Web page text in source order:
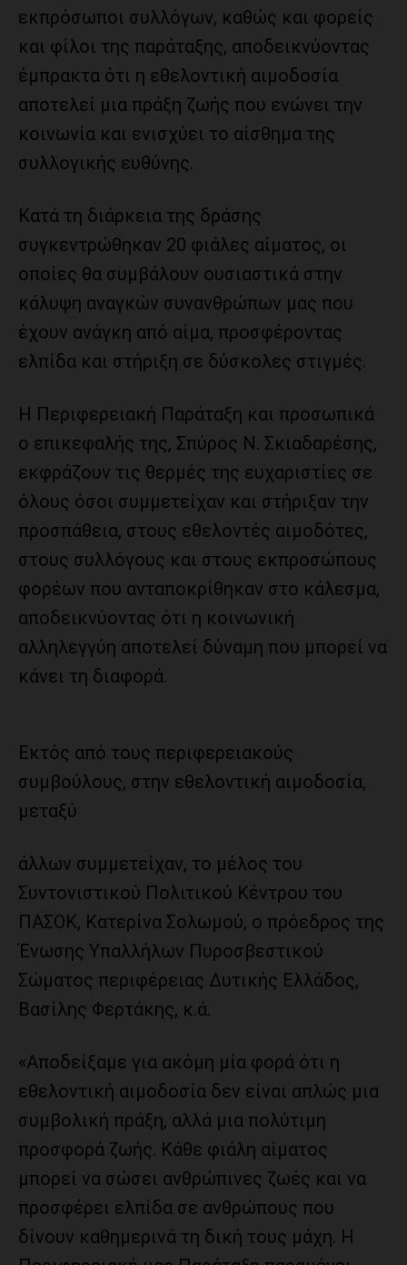
εκπρόσωποι συλλόγων, καθώς και φορείς
και φίλοι της παράταξης, αποδεικνύοντας
έμπρακτα ότι η εθελοντική αιμοδοσία
αποτελεί μια πράξη ζωής που ενώνει την
κοινωνία και ενισχύει το αίσθημα της
συλλογικής ευθύνης.
Κατά τη διάρκεια της δράσης
συγκεντρώθηκαν 20 φιάλες αίματος, οι
οποίες θα συμβάλουν ουσιαστικά στην
κάλυψη αναγκών συνανθρώπων μας που
έχουν ανάγκη από αίμα, προσφέροντας
ελπίδα και στήριξη σε δύσκολες στιγμές.
Η Περιφερειακή Παράταξη και προσωπικά
ο επικεφαλής της, Σπύρος Ν. Σκιαδαρέσης,
εκφράζουν τις θερμές της ευχαριστίες σε
όλους όσοι συμμετείχαν και στήριξαν την
προσπάθεια, στους εθελοντές αιμοδότες,
στους συλλόγους και στους εκπροσώπους
φορέων που ανταποκρίθηκαν στο κάλεσμα,
αποδεικνύοντας ότι η κοινωνική
αλληλεγγύη αποτελεί δύναμη που μπορεί να
κάνει τη διαφορά.
Εκτός από τους περιφερειακούς
συμβούλους, στην εθελοντική αιμοδοσία,
μεταξύ
άλλων συμμετείχαν, το μέλος του
Συντονιστικού Πολιτικού Κέντρου του
ΠΑΣΟΚ, Κατερίνα Σολωμού, ο πρόεδρος της
Ένωσης Υπαλλήλων Πυροσβεστικού
Σώματος περιφέρειας Δυτικής Ελλάδος,
Βασίλης Φερτάκης, κ.ά.
«Αποδείξαμε για ακόμη μία φορά ότι η
εθελοντική αιμοδοσία δεν είναι απλώς μια
συμβολική πράξη, αλλά μια πολύτιμη
προσφορά ζωής. Κάθε φιάλη αίματος
μπορεί να σώσει ανθρώπινες ζωές και να
προσφέρει ελπίδα σε ανθρώπους που
δίνουν καθημερινά τη δική τους μάχη. Η